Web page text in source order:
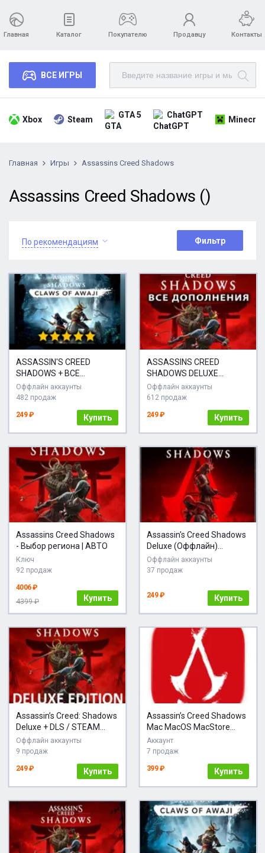
Главная Каталог Покупателю Продавцу Контакты
ВСЕ ИГРЫ
Xbox Steam GTA 5 ChatGPT
Главная Игры Assassins Creed Shadows
Assassins Creed Shadows ()
По рекомендациям Фильтр
ASSASSIN'S CREED
SHADOWS + ВСЕ
ВЫШЕДШИЕ
ДОПОЛНЕНИЯ・ПОЛНОЕ
Оффлайн аккаунты
482 продаж
249 ₽ Купить
ASSASSINS CREED
SHADOWS DELUXE
EDITION + CLAWS OF
AWAJI DLC・UBISOFT・PC
Оффлайн аккаунты
612 продаж
249 ₽ Купить
Assassins Creed Shadows
- Выбор региона | АВТО
Ключ
92 продаж
4006 ₽
4399 ₽
Купить
Assassin's Creed Shadows
Deluxe (Оффлайн)
Автоактивация
Оффлайн аккаунты
37 продаж
249 ₽ Купить
Assassin’s Creed: Shadows
Deluxe + DLS / STEAM
АККАУНТ
Оффлайн аккаунты
9 продаж
249 ₽ Купить
Assassin’s Creed Shadows
Mac MacOS MacStore
Assassins
Аккаунт
7 продаж
399 ₽ Купить